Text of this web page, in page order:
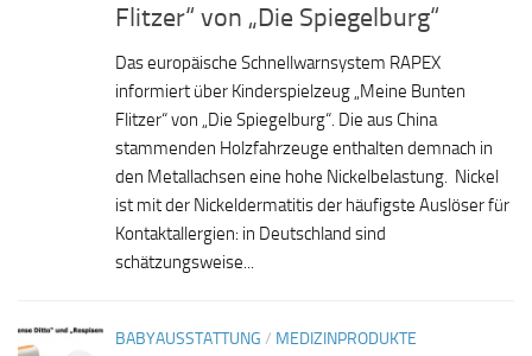
Flitzer“ von „Die Spiegelburg“
Das europäische Schnellwarnsystem RAPEX
informiert über Kinderspielzeug „Meine Bunten
Flitzer“ von „Die Spiegelburg“. Die aus China
stammenden Holzfahrzeuge enthalten demnach in
den Metallachsen eine hohe Nickelbelastung. Nickel
ist mit der Nickeldermatitis der häufigste Auslöser für
Kontaktallergien: in Deutschland sind
schätzungsweise...
BABYAUSSTATTUNG / MEDIZINPRODUKTE